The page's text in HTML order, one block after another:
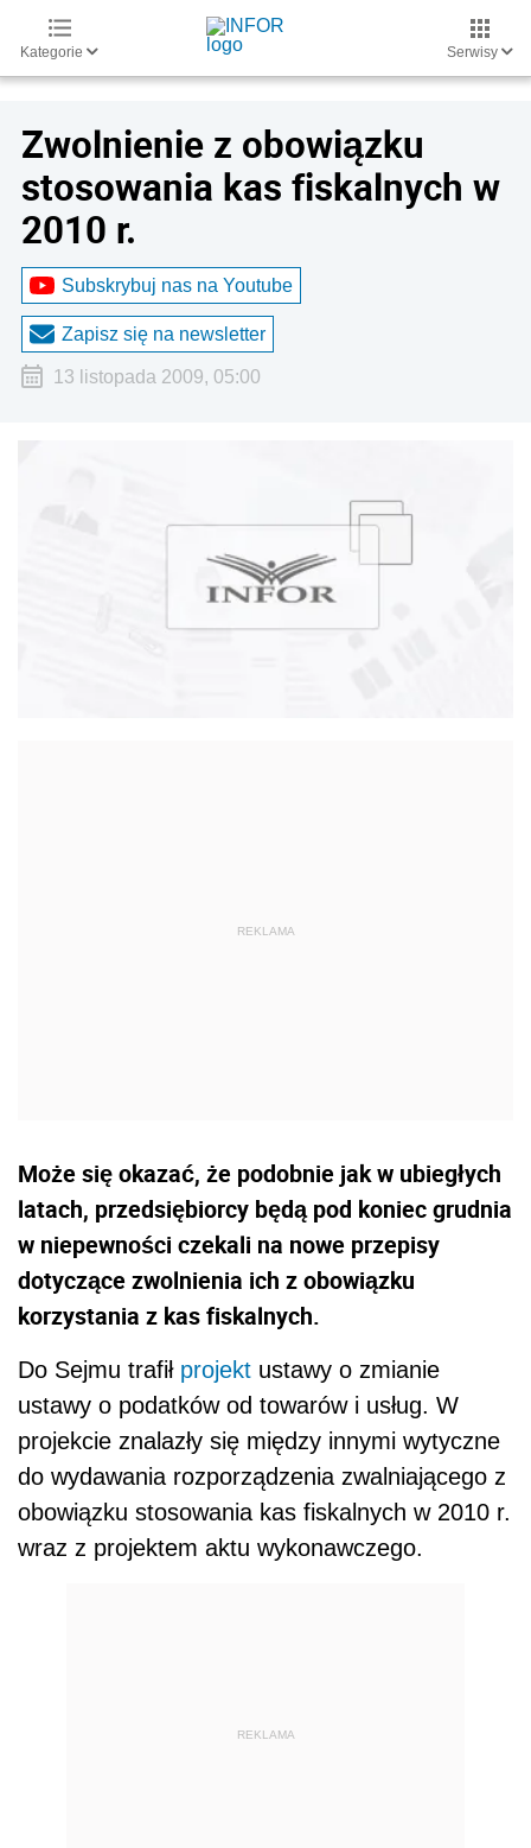
Kategorie Serwisy
Zwolnienie z obowiązku
stosowania kas fiskalnych w
2010 r.
Subskrybuj nas na Youtube
Zapisz się na newsletter
13 listopada 2009, 05:00
Może się okazać, że podobnie jak w ubiegłych
latach, przedsiębiorcy będą pod koniec grudnia
w niepewności czekali na nowe przepisy
dotyczące zwolnienia ich z obowiązku
korzystania z kas fiskalnych.
Do Sejmu trafił projekt ustawy o zmianie
ustawy o podatków od towarów i usług. W
projekcie znalazły się między innymi wytyczne
do wydawania rozporządzenia zwalniającego z
obowiązku stosowania kas fiskalnych w 2010 r.
wraz z projektem aktu wykonawczego.
REKLAMA